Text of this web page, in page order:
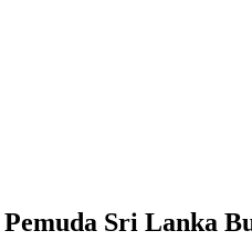
Sri Lanka